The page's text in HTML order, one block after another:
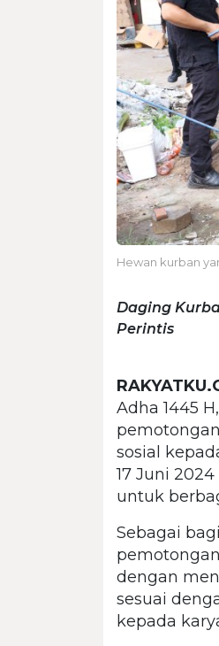
Hewan kurban
Daging
Perintis
Adha 1445
pemotongan
sosial
17 Juni
untuk
Sebagai
dengan
sesuai
kepada